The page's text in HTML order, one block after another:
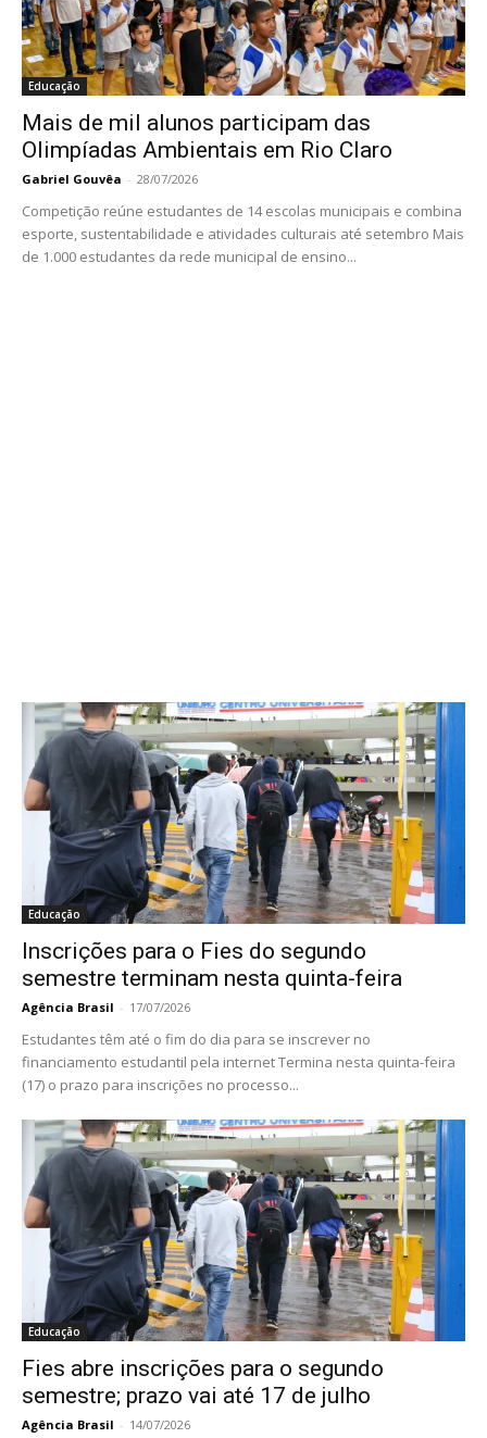
Educação
Mais de mil alunos participam das
Olimpíadas Ambientais em Rio Claro
Gabriel Gouvêa - 28/07/2026
Competição reúne estudantes de 14 escolas municipais e combina
esporte, sustentabilidade e atividades culturais até setembro Mais
de 1.000 estudantes da rede municipal de ensino...
Educação
Inscrições para o Fies do segundo
semestre terminam nesta quinta-feira
Agência Brasil - 17/07/2026
Estudantes têm até o fim do dia para se inscrever no
financiamento estudantil pela internet Termina nesta quinta-feira
(17) o prazo para inscrições no processo...
Educação
Fies abre inscrições para o segundo
semestre; prazo vai até 17 de julho
Agência Brasil - 14/07/2026